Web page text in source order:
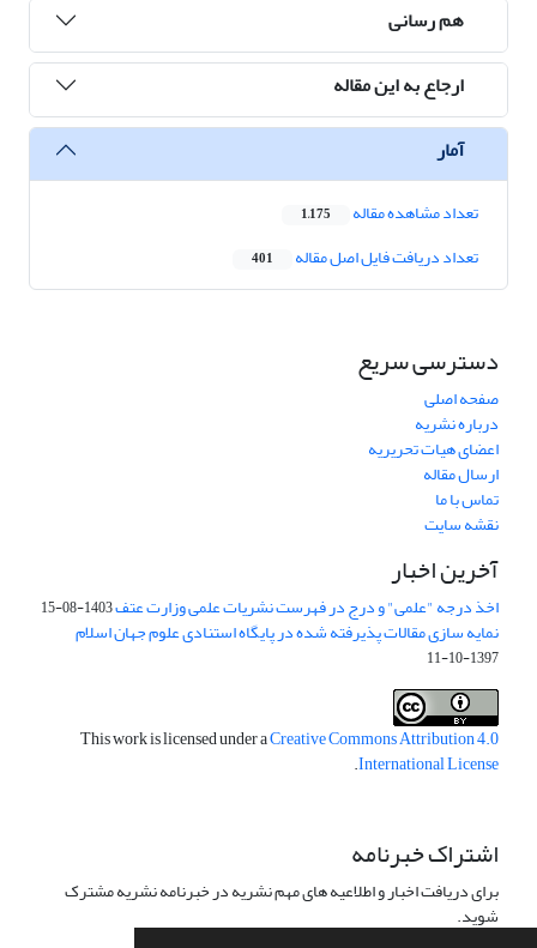
هم رسانی
ارجاع به این مقاله
آمار
تعداد مشاهده مقاله 1,175
تعداد دریافت فایل اصل مقاله 401
دسترسی سریع
صفحه اصلی
درباره نشریه
اعضای هیات تحریریه
ارسال مقاله
تماس با ما
نقشه سایت
آخرین اخبار
اخذ درجه "علمی" و درج در فهرست نشریات علمی وزارت عتف1403-08-15
نمایه سازی مقالات پذیرفته شده در پایگاه استنادی علوم جهان اسلام
1397-10-11
This work is licensed under aCreative Commons Attribution 4.0
International License
.
اشتراک خبرنامه
برای دریافت اخبار و اطلاعیه های مهم نشریه در خبرنامه نشریه مشترک
شوید.